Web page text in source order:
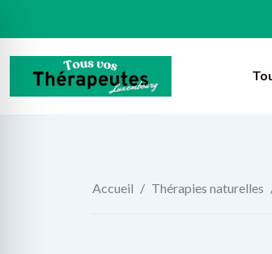
content
Accueil / Thérapies naturelles